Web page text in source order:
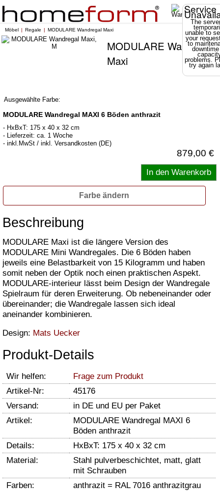
Service
The
unable to
your
to
problems.
try again
Möbel Regale MODULARE Wandregal Maxi
MODULARE Wandregal
Maxi
Ausgewählte Farbe:
MODULARE Wandregal MAXI 6 Böden anthrazit
- HxBxT: 175 x 40 x 32 cm
- Lieferzeit: ca. 1 Woche
- inkl.MwSt / inkl. Versandkosten (DE)
879,00 €
Farbe ändern
Beschreibung
MODULARE Maxi ist die längere Version des
MODULARE Mini Wandregales. Die 6 Böden haben
jeweils eine Belastbarkeit von 15 Kilogramm und haben
somit neben der Optik noch einen praktischen Aspekt.
MODULARE-interieur lässt beim Design der Wandregale
Spielraum für deren Erweiterung. Ob nebeneinander oder
übereinander; die Wandregale lassen sich ideal
aneinander kombinieren.
Design: Mats Uecker
Produkt-Details
Wir helfen:
Frage zum Produkt
Artikel-Nr:
45176
Versand:
in DE und EU per Paket
Artikel:
MODULARE Wandregal MAXI 6
Böden anthrazit
Details:
HxBxT: 175 x 40 x 32 cm
Material:
Stahl pulverbeschichtet, matt, glatt
mit Schrauben
Farben:
anthrazit = RAL 7016 anthrazitgrau